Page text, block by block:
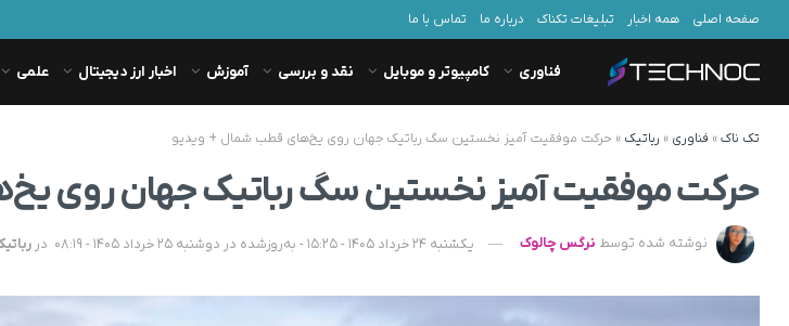
صفحه اصلی همه اخبار تبلیغات تکناک درباره ما تماس با ما
فناوری کامپیوتر و موبایل نقد و بررسی آموزش اخبار ارز دیجیتال علمی
تک ناک» فناوری » رباتیک » حرکت موفقیت آمیز نخستین سگ رباتیک جهان روی یخ‌های قطب شمال + ویدیو
حرکت موفقیت آمیز نخستین سگ رباتیک جهان روی
نوشته شده توسط نرگس چالوک یکشنبه 24 خرداد 1405 - 15:25 - به‌روزشده در دوشنبه 25 خرداد 1405 - 08:19 در